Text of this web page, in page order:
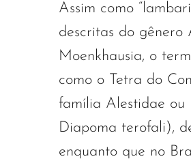
Assim como
descritas do gênero
Moenkhausia, o
como o Tetra do
família Alestidae ou
Diapoma terofali),
enquanto que no